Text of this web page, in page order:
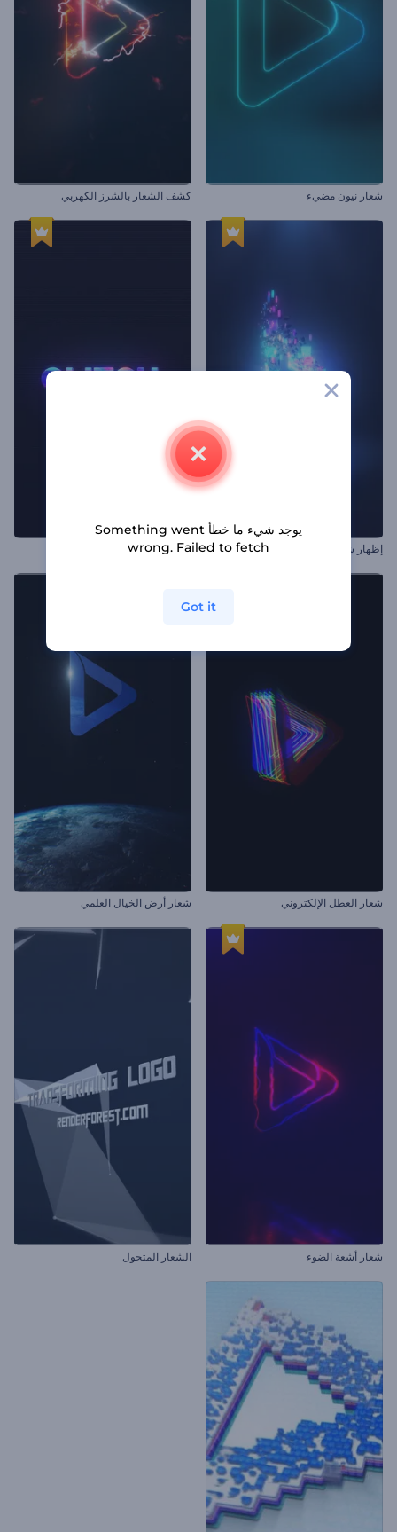
شعار نيون مضيء كشف الشعار بالشرز الكهربي
إظهار شعار التشتت النابض بالحياة شعار الخلل التقني متعدد الألوان
شعار العطل الإلكتروني شعار أرض الخيال العلمي
شعار أشعة الضوء الشعار المتحول
يوجد شيء ما خطأ Something went
wrong. Failed to fetch
Got it